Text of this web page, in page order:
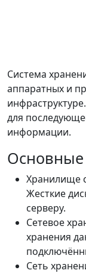
Система
аппаратных и
для
информации.
Хранилище
Жесткие
серверу.
Сетевое
хранения
Сеть